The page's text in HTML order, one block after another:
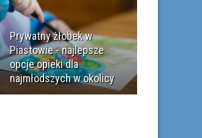
Prywatny żłobek w
Piastowie - najlepsze
opcje opieki dla
najmłodszych w okolicy